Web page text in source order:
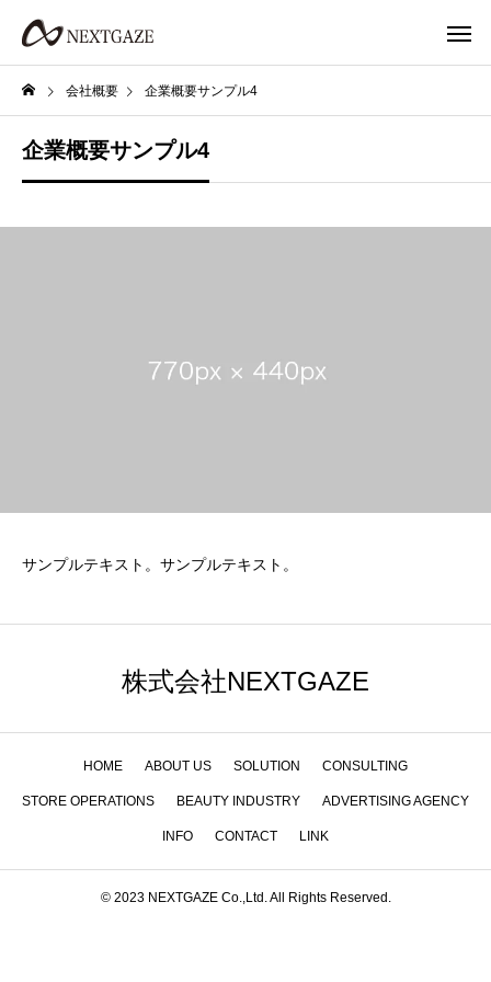
会社概要 企業概要サンプル4
企業概要サンプル4
サンプルテキスト。サンプルテキスト。
株式会社NEXTGAZE
HOME ABOUT US SOLUTION CONSULTING
STORE OPERATIONS BEAUTY INDUSTRY ADVERTISING AGENCY
INFO CONTACT LINK
© 2023 NEXTGAZE Co.,Ltd. All Rights Reserved.